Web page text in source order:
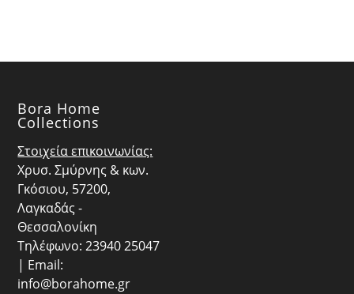
Bora Home
Collections
Στοιχεία επικοινωνίας:
Χρυσ. Σμύρνης & κων.
Γκόσιου, 57200,
Λαγκαδάς -
Θεσσαλονίκη
Τηλέφωνο: 23940 25047
| Email:
info@borahome.gr